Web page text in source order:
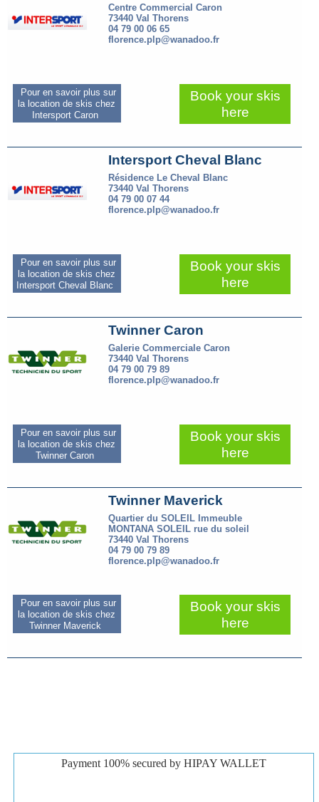
Centre Commercial Caron
73440 Val Thorens
04 79 00 06 65
florence.plp@wanadoo.fr
Pour en savoir plus sur
la location de skis chez
Intersport Caron
Book your skis
here
Intersport Cheval Blanc
Résidence Le Cheval Blanc
73440 Val Thorens
04 79 00 07 44
florence.plp@wanadoo.fr
Pour en savoir plus sur
la location de skis chez
Intersport Cheval Blanc
Book your skis
here
Twinner Caron
Galerie Commerciale Caron
73440 Val Thorens
04 79 00 79 89
florence.plp@wanadoo.fr
Pour en savoir plus sur
la location de skis chez
Twinner Caron
Book your skis
here
Twinner Maverick
Quartier du SOLEIL Immeuble
MONTANA SOLEIL rue du soleil
73440 Val Thorens
04 79 00 79 89
florence.plp@wanadoo.fr
Pour en savoir plus sur
la location de skis chez
Twinner Maverick
Book your skis
here
Payment 100% secured by HIPAY WALLET